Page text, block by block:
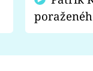
fanoušci